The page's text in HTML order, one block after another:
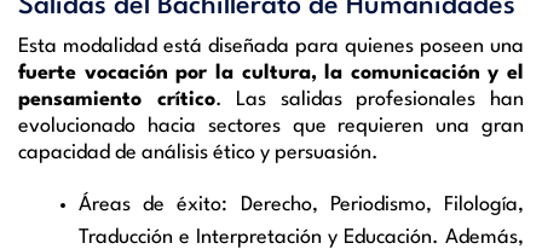
Salidas del Bachillerato de Humanidades
Esta modalidad está diseñada para quienes poseen una
fuerte vocación por la cultura, la comunicación y el
pensamiento crítico. Las salidas profesionales han
evolucionado hacia sectores que requieren una gran
capacidad de análisis ético y persuasión.
Áreas de éxito: Derecho, Periodismo, Filología,
Traducción e Interpretación y Educación. Además,